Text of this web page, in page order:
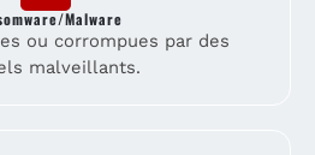
Malware
ou corrompues par des
malveillants.